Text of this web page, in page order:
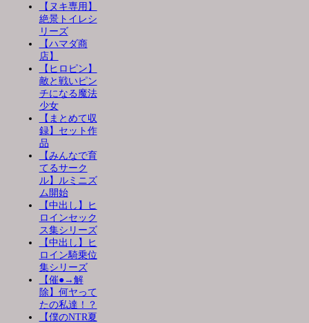
【ヌキ専用】
絶景トイレシ
リーズ
【ハマダ商
店】
【ヒロピン】
敵と戦いピン
チになる魔法
少女
【まとめて収
録】セット作
品
【みんなで育
てるサーク
ル】ルミニズ
ム開始
【中出し】ヒ
ロインセック
ス集シリーズ
【中出し】ヒ
ロイン騎乗位
集シリーズ
【催●→解
除】何ヤって
たの私達！？
【僕のNTR夏